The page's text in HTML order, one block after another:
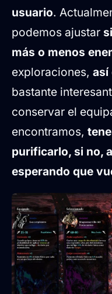
usuario.
podemos ajustar
más o menos
exploraciones, así
bastante
conservar el
encontramos,
purificarlo, si no,
esperando que